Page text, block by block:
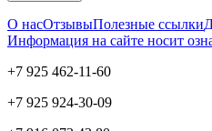
О насОтзывыПолезные ссылки
Информация на сайте носит
+7 925 462-11-60
+7 925 924-30-09